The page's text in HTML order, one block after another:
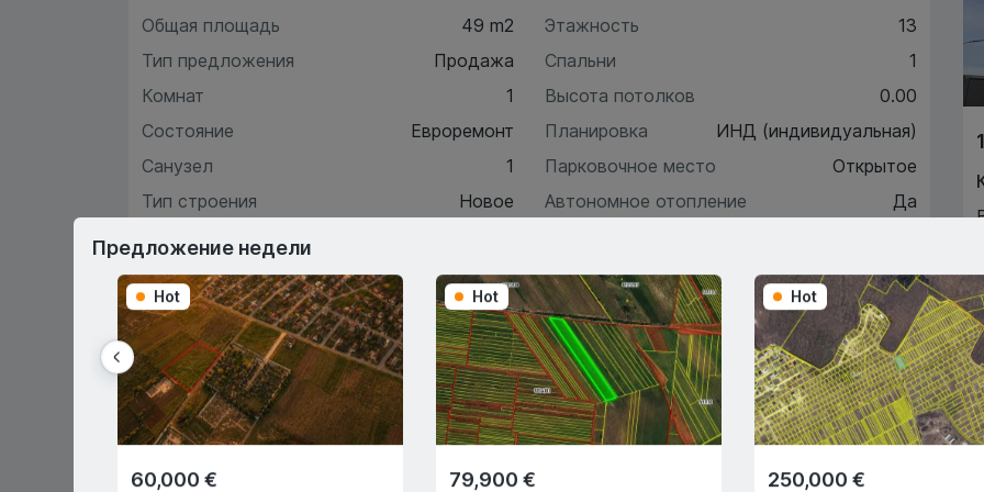
Общая площадь
49 m2
Тип предложения
Продажа
Комнат
1
Состояние
Евроремонт
Санузел
1
Тип строения
Новое
Этажность
13
Спальни
1
Высота потолков
0.00
Планировка
ИНД (индивидуальная)
Парковочное место
Открытое
Автономное отопление
Да
Характеристики
Описание
Предложение недели
Hot
60,000 €
Hot
79,900 €
Hot
250,000 €